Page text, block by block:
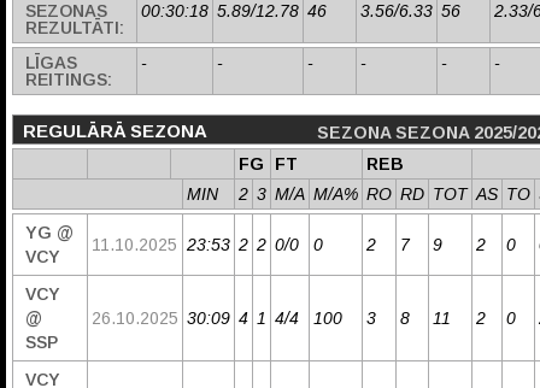
SEZONAS
REZULTĀTI:
00:30:18 5.89/12.78 46 3.56/6.33 56 2.33/
LĪGAS
REITINGS:
- - - - - -
REGULĀRĀ SEZONA
SEZONA SEZONA 2025/
FG
FT
REB
MIN
2 3 M/A M/A% RO RD TOT AS TO
YG @
VCY
11.10.2025 23:53 2 2 0/0 0 2 7 9 2 0
VCY
@
SSP
26.10.2025 30:09 4 1 4/4 100 3 8 11 2 0
VCY